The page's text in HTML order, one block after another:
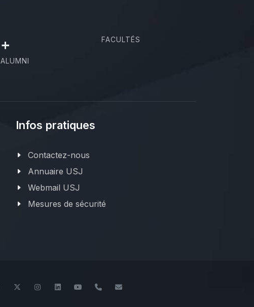
+
ALUMNI
FACULTÉS
Infos pratiques
Contactez-nous
Annuaire USJ
Webmail USJ
Mesures de sécurité
FacebookTwitter InstagramLinkedInYouTube